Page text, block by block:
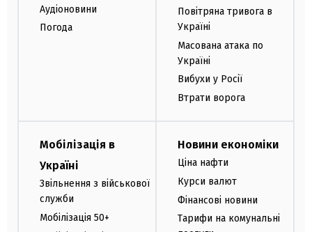
Аудіоновини
Погода
Повітряна тривога в
Україні
Масована атака по
Україні
Вибухи у Росії
Втрати ворога
Мобілізація в
Україні
Звільнення з військової
служби
Мобілізація 50+
Новини економіки
Ціна нафти
Курси валют
Фінансові новини
Тарифи на комунальні